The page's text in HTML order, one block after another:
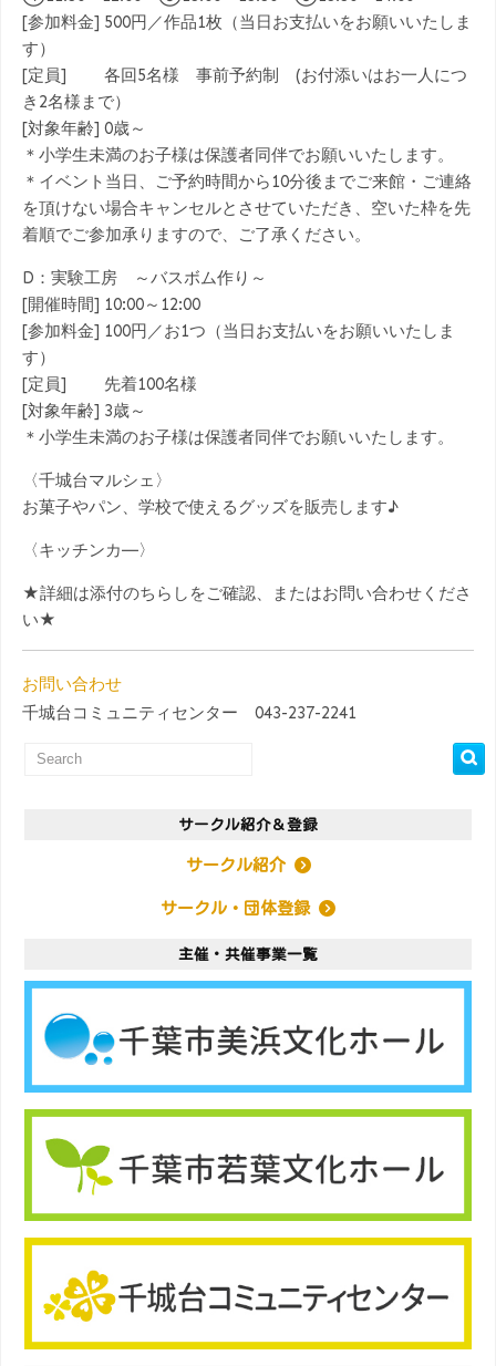
[参加料金] 500円／作品1枚（当日お支払いをお願いいたしま
す）
[定員] 各回5名様 事前予約制 (お付添いはお一人につ
き2名様まで）
[対象年齢] 0歳～
＊小学生未満のお子様は保護者同伴でお願いいたします。
＊イベント当日、ご予約時間から10分後までご来館・ご連絡
を頂けない場合キャンセルとさせていただき、空いた枠を先
着順でご参加承りますので、ご了承ください。
D：実験工房 ～バスボム作り～
[開催時間] 10:00～12:00
[参加料金] 100円／お1つ（当日お支払いをお願いいたしま
す）
[定員] 先着100名様
[対象年齢] 3歳～
＊小学生未満のお子様は保護者同伴でお願いいたします。
〈千城台マルシェ〉
お菓子やパン、学校で使えるグッズを販売します♪
〈キッチンカ―〉
★詳細は添付のちらしをご確認、またはお問い合わせくださ
い★
お問い合わせ
千城台コミュニティセンター 043-237-2241
サークル紹介＆登録
サークル紹介
サークル・団体登録
主催・共催事業一覧